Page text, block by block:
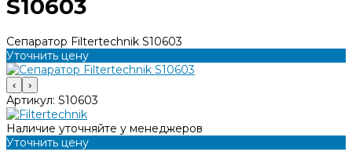
S10603
Сепаратор Filtertechnik S10603
Уточнить цену
‹ ›
Артикул: S10603
Наличие уточняйте у менеджеров
Уточнить цену